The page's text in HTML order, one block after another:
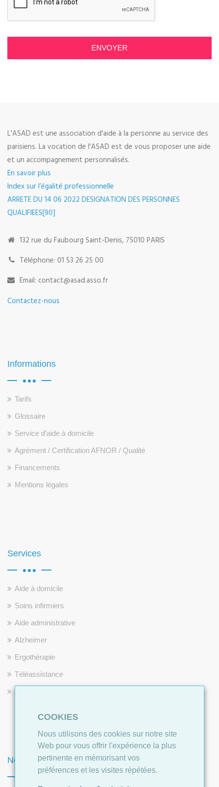
ENVOYER
L'ASAD est une association d'aide à la personne au service des
parisiens. La vocation de l'ASAD est de vous proposer une aide
et un accompagnement personnalisés.
En savoir plus
Index sur l’égalité professionnelle
ARRETE DU 14 06 2022 DESIGNATION DES PERSONNES
QUALIFIEES[90]
132 rue du Faubourg Saint-Denis, 75010 PARIS
Téléphone: 01 53 26 25 00
Email: contact@asad.asso.fr
Contactez-nous
Informations
Tarifs
Glossaire
Service d’aide à domicile
Agrément / Certification AFNOR / Qualité
Financements
Mentions légales
Services
Aide à domicile
Soins infirmiers
Aide administrative
Alzheimer
Ergothérapie
Téléassistance
Newsletter
COOKIES
Nous utilisons des cookies sur notre site
Web pour vous offrir l'expérience la plus
pertinente en mémorisant vos
préférences et les visites répétées.